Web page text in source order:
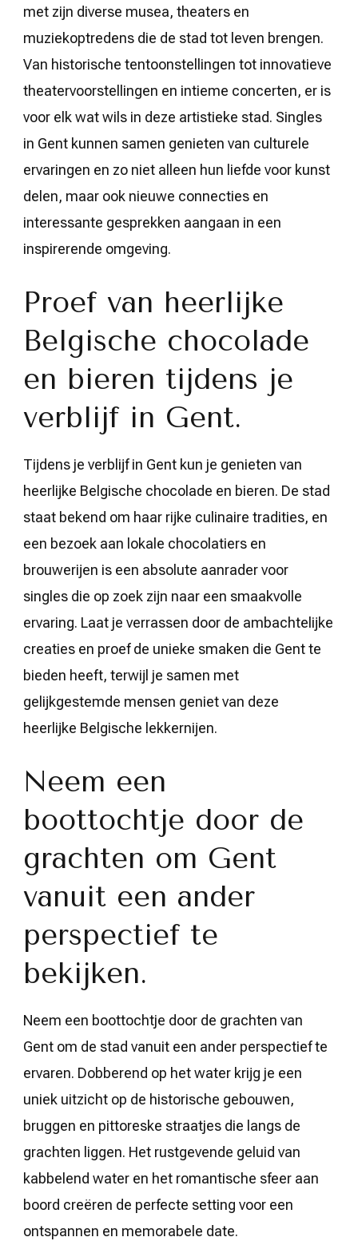
met zijn diverse musea, theaters en
muziekoptredens die de stad tot leven brengen.
Van historische tentoonstellingen tot innovatieve
theatervoorstellingen en intieme concerten, er is
voor elk wat wils in deze artistieke stad. Singles
in Gent kunnen samen genieten van culturele
ervaringen en zo niet alleen hun liefde voor kunst
delen, maar ook nieuwe connecties en
interessante gesprekken aangaan in een
inspirerende omgeving.
Proef van heerlijke
Belgische chocolade
en bieren tijdens je
verblijf in Gent.
Tijdens je verblijf in Gent kun je genieten van
heerlijke Belgische chocolade en bieren. De stad
staat bekend om haar rijke culinaire tradities, en
een bezoek aan lokale chocolatiers en
brouwerijen is een absolute aanrader voor
singles die op zoek zijn naar een smaakvolle
ervaring. Laat je verrassen door de ambachtelijke
creaties en proef de unieke smaken die Gent te
bieden heeft, terwijl je samen met
gelijkgestemde mensen geniet van deze
heerlijke Belgische lekkernijen.
Neem een
boottochtje door de
grachten om Gent
vanuit een ander
perspectief te
bekijken.
Neem een boottochtje door de grachten van
Gent om de stad vanuit een ander perspectief te
ervaren. Dobberend op het water krijg je een
uniek uitzicht op de historische gebouwen,
bruggen en pittoreske straatjes die langs de
grachten liggen. Het rustgevende geluid van
kabbelend water en het romantische sfeer aan
boord creëren de perfecte setting voor een
ontspannen en memorabele date.